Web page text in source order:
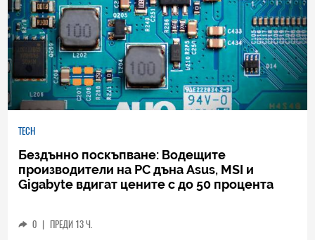
TECH
Бездънно поскъпване: Водещите
производители на РС дъна Asus, MSI и
Gigabyte вдигат цените с до 50 процента
0 | ПРЕДИ 13 Ч.